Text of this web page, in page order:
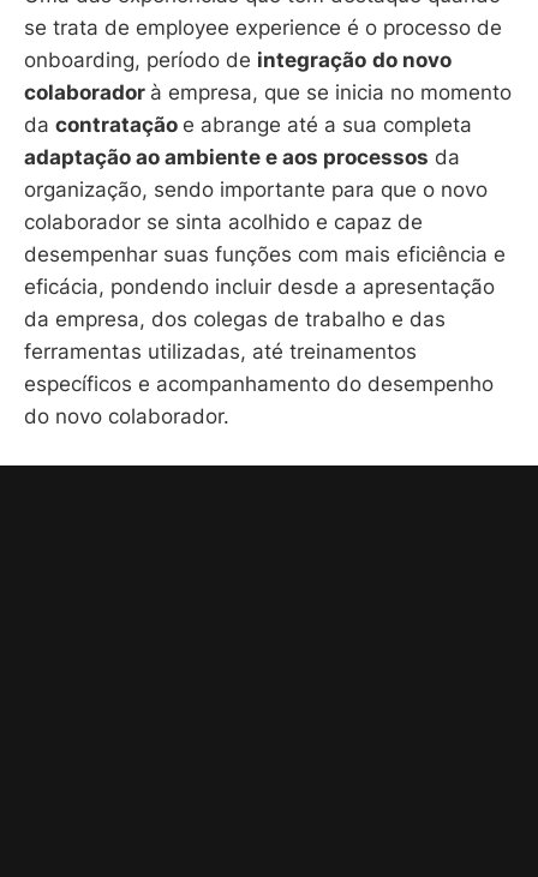
se trata de employee experience é o processo de
onboarding, período de integração do novo
colaborador à empresa, que se inicia no momento
da contratação e abrange até a sua completa
adaptação ao ambiente e aos processos da
organização, sendo importante para que o novo
colaborador se sinta acolhido e capaz de
desempenhar suas funções com mais eficiência e
eficácia, pondendo incluir desde a apresentação
da empresa, dos colegas de trabalho e das
ferramentas utilizadas, até treinamentos
específicos e acompanhamento do desempenho
do novo colaborador.